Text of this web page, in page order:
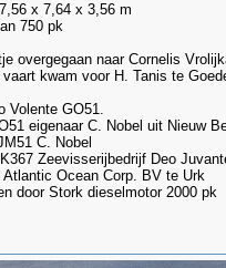
x 7,64 x 3,56 m
750 pk
overgegaan naar Cornelis
kwam voor H. Tanis te
Volente GO51.
eigenaar C. Nobel uit Nieuw
C. Nobel
Zeevisserijbedrijf Deo
Atlantic Ocean Corp. BV te Urk
door Stork dieselmotor 2000 pk